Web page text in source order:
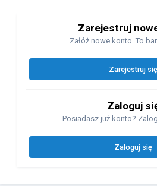
Zarejestruj
Załóż nowe konto. To
Zarejestruj się
Zaloguj
Posiadasz już konto?
Zaloguj się